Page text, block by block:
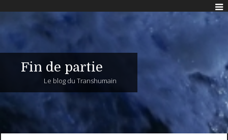
Fin de partie
Le blog du Transhumain